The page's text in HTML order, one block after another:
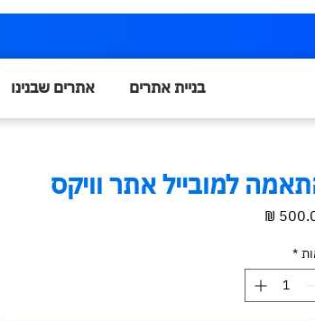
בניית אתרים אתרים שבנינו
למובייל אתר וויקס
*